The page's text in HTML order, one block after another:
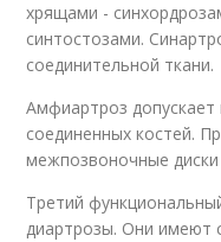
хрящами -
синтостозами.
соединительной ткани.
Амфиартроз
соединенных костей.
межпозвоночные
Третий
диартрозы. Они имеют